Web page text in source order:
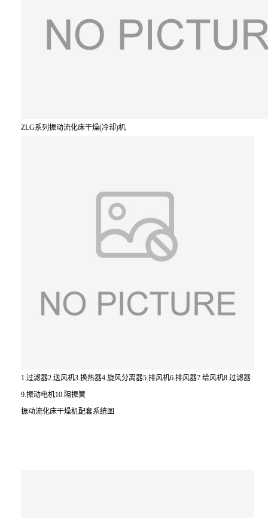
ZLG系列振动流化床干燥(冷却)机
1.过滤器2.送风机3.换热器4.旋风分离器5.排风机6.排风器7.给风机8.过滤器
9.振动电机10.隔振簧
振动流化床干燥机配套系统图